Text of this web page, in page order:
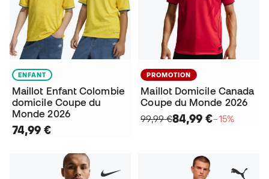
ENFANT
Maillot Enfant Colombie
domicile Coupe du
Monde 2026
74,99 €
PROMOTION
Maillot Domicile Canada
Coupe du Monde 2026
99,99 €84,99 €−15%